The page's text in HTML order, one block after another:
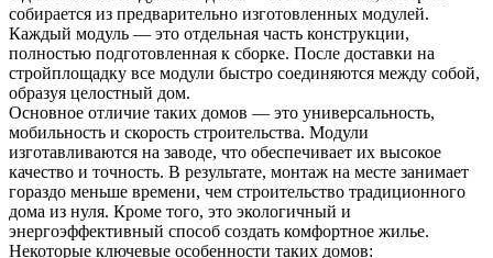
собирается из предварительно изготовленных модулей.
Каждый модуль — это отдельная часть конструкции,
полностью подготовленная к сборке. После доставки на
стройплощадку все модули быстро соединяются между собой,
образуя целостный дом.
Основное отличие таких домов — это универсальность,
мобильность и скорость строительства. Модули
изготавливаются на заводе, что обеспечивает их высокое
качество и точность. В результате, монтаж на месте занимает
гораздо меньше времени, чем строительство традиционного
дома из нуля. Кроме того, это экологичный и
энергоэффективный способ создать комфортное жилье.
Некоторые ключевые особенности таких домов: